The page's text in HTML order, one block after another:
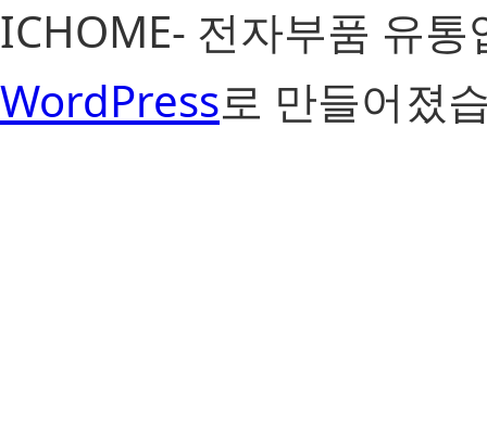
ICHOME- 전자부품 유
WordPress로 만들어졌